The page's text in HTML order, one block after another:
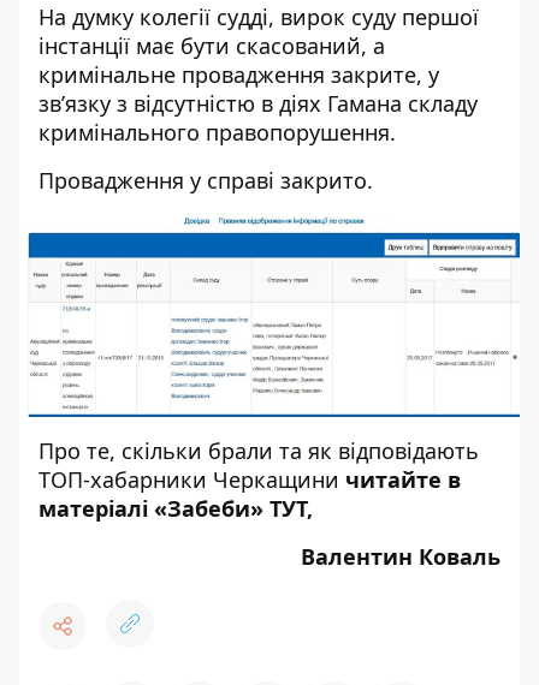
На думку колегії судді, вирок суду першої
інстанції має бути скасований, а
кримінальне провадження закрите, у
зв’язку з відсутністю в діях Гамана складу
кримінального правопорушення.
Провадження у справі закрито.
Про те, скільки брали та як відповідають
ТОП-хабарники Черкащини читайте в
матеріалі «Забеби» ТУТ,
Валентин Коваль